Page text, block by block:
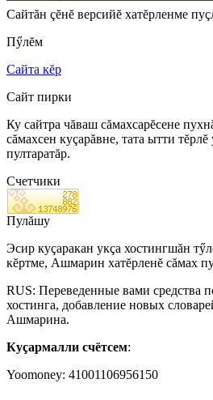
Сайтăн çĕнĕ версийĕ хатĕрленме
Пӳлĕм
Сайта кĕр
Сайт пирки
Ку сайтра чăваш сăмахсарĕсене
сăмахсен куçарăвне, тата ытти
пултаратăр.
Счетчики
Пулăшу
Эсир куçаракан укçа хостингшăн
кĕртме, Ашмарин хатĕрленĕ сăмах
RUS: Переведенные вами средства
хостинга, добавление новых
Ашмарина.
Куçармалли счётсем:
Yoomoney: 41001106956150